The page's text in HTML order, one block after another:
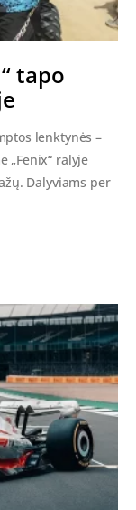
tapo
lenktynės –
„Fenix“ ralyje
Dalyviams per